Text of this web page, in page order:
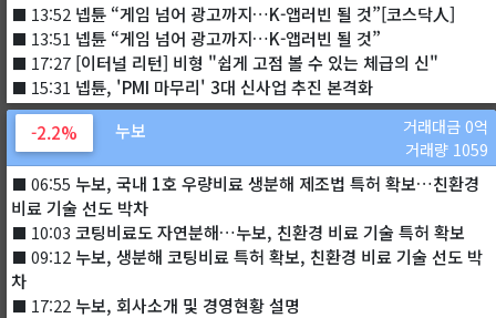
⬛ 13:52 넵튠 “게임 넘어 광고까지…K-앱러빈 될 것”[코스닥人]
⬛ 13:51 넵튠 “게임 넘어 광고까지…K-앱러빈 될 것”
⬛ 17:27 [이터널 리턴] 비형 "쉽게 고점 볼 수 있는 체급의 신"
⬛ 15:31 넵튠, 'PMI 마무리' 3대 신사업 추진 본격화
-2.2% 누보
거래대금 0억
거래량 1059
⬛ 06:55 누보, 국내 1호 우량비료 생분해 제조법 특허 확보…친환경
비료 기술 선도 박차
⬛ 10:03 코팅비료도 자연분해…누보, 친환경 비료 기술 특허 확보
⬛ 09:12 누보, 생분해 코팅비료 특허 확보, 친환경 비료 기술 선도 박
차
⬛ 17:22 누보, 회사소개 및 경영현황 설명